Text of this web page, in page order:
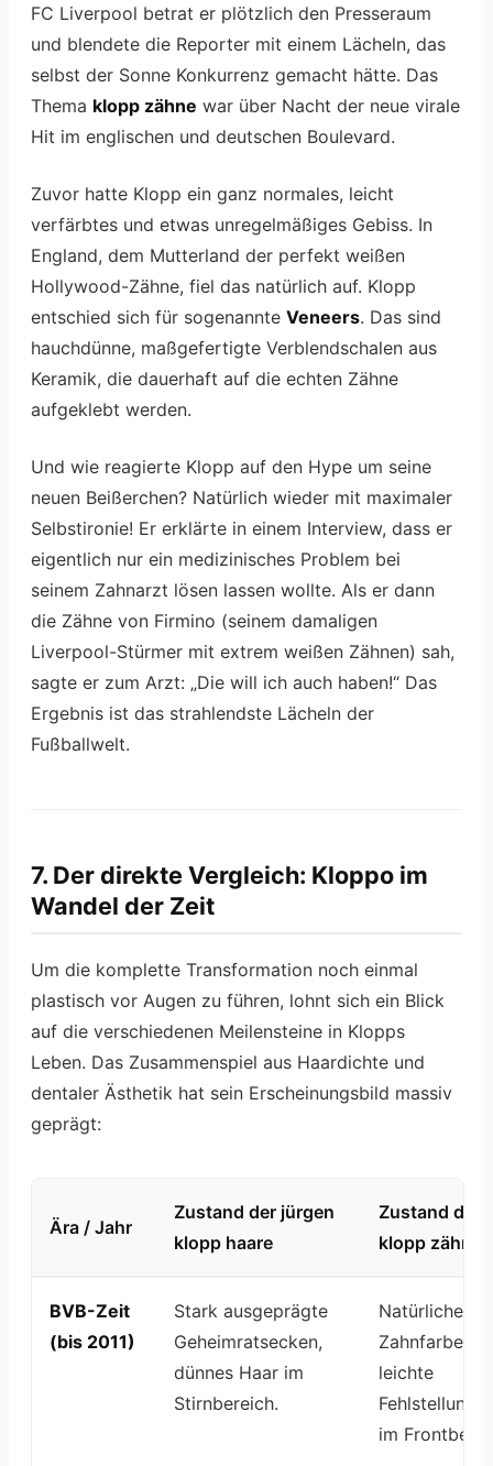
FC Liverpool betrat er plötzlich den Presseraum
und blendete die Reporter mit einem Lächeln, das
selbst der Sonne Konkurrenz gemacht hätte. Das
Thema klopp zähne war über Nacht der neue virale
Hit im englischen und deutschen Boulevard.
Zuvor hatte Klopp ein ganz normales, leicht
verfärbtes und etwas unregelmäßiges Gebiss. In
England, dem Mutterland der perfekt weißen
Hollywood-Zähne, fiel das natürlich auf. Klopp
entschied sich für sogenannte Veneers. Das sind
hauchdünne, maßgefertigte Verblendschalen aus
Keramik, die dauerhaft auf die echten Zähne
aufgeklebt werden.
Und wie reagierte Klopp auf den Hype um seine
neuen Beißerchen? Natürlich wieder mit maximaler
Selbstironie! Er erklärte in einem Interview, dass er
eigentlich nur ein medizinisches Problem bei
seinem Zahnarzt lösen lassen wollte. Als er dann
die Zähne von Firmino (seinem damaligen
Liverpool-Stürmer mit extrem weißen Zähnen) sah,
sagte er zum Arzt: „Die will ich auch haben!“ Das
Ergebnis ist das strahlendste Lächeln der
Fußballwelt.
7. Der direkte Vergleich: Kloppo im
Wandel der Zeit
Um die komplette Transformation noch einmal
plastisch vor Augen zu führen, lohnt sich ein Blick
auf die verschiedenen Meilensteine in Klopps
Leben. Das Zusammenspiel aus Haardichte und
dentaler Ästhetik hat sein Erscheinungsbild massiv
geprägt:
Ära / Jahr
Zustand der jürgen
klopp haare
Zustand der
klopp zähne
BVB-Zeit
(bis 2011)
Stark ausgeprägte
Geheimratsecken,
dünnes Haar im
Stirnbereich.
Natürliche
Zahnfarbe,
leichte
im